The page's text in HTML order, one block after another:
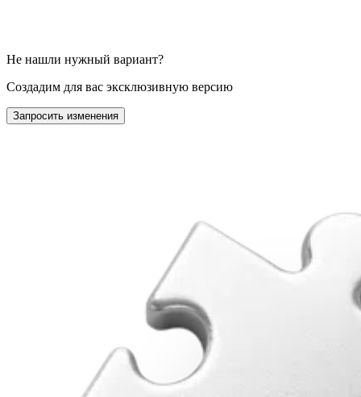
Не нашли нужный вариант?
Создадим для вас эксклюзивную версию
Запросить изменения